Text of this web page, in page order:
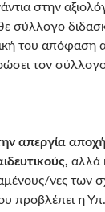
στην
σύλλογο
του απόφαση
τον
απεργία
αλλά
νες των
προβλέπει η